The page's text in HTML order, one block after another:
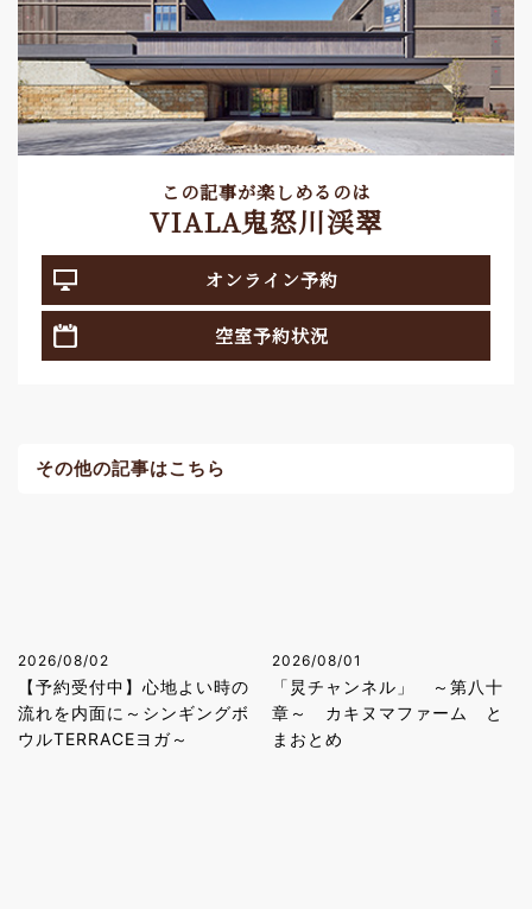
この記事が楽しめるのは
VIALA鬼怒川渓翠
オンライン予約
空室予約状況
その他の記事はこちら
2026/08/02
【予約受付中】心地よい時の
流れを内面に～シンギングボ
ウルTERRACEヨガ～
2026/08/01
「炅チャンネル」 ～第八十
章～ カキヌマファーム と
まおとめ